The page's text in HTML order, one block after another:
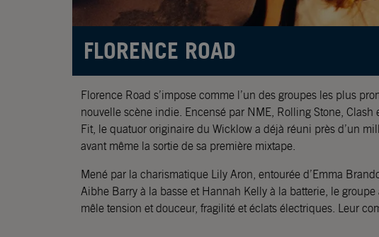
FLORENCE ROAD
Florence Road s’impose comme l’un des groupes les plus
nouvelle scène indie. Encensé par NME, Rolling Stone, Clash
Fit, le quatuor originaire du Wicklow a déjà réuni près d’un
avant même la sortie de sa première mixtape.
Mené par la charismatique Lily Aron, entourée d’Emma
Aibhe Barry à la basse et Hannah Kelly à la batterie, le
mêle tension et douceur, fragilité et éclats électriques. Leur